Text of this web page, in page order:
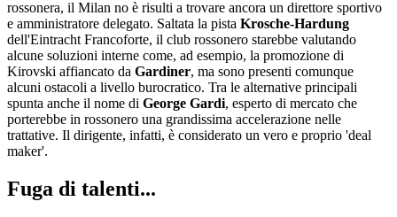
rossonera, il Milan no è risulti a trovare ancora un direttore sportivo
e amministratore delegato. Saltata la pista Krosche-Hardung
dell'Eintracht Francoforte, il club rossonero starebbe valutando
alcune soluzioni interne come, ad esempio, la promozione di
Kirovski affiancato da Gardiner, ma sono presenti comunque
alcuni ostacoli a livello burocratico. Tra le alternative principali
spunta anche il nome di George Gardi, esperto di mercato che
porterebbe in rossonero una grandissima accelerazione nelle
trattative. Il dirigente, infatti, è considerato un vero e proprio 'deal
maker'.
Fuga di talenti...